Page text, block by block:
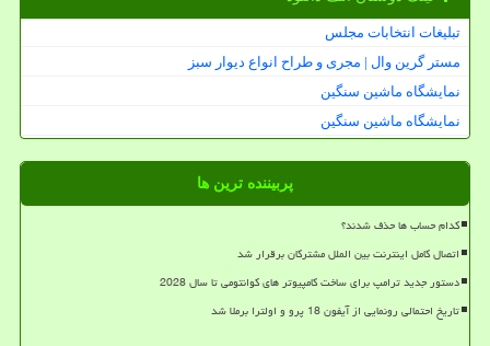
تبلیغات انتخابات مجلس
مستر گرین وال | مجری و طراح انواع دیوار سبز
نمایشگاه ماشین سنگین
نمایشگاه ماشین سنگین
پربیننده ترین ها
کدام حساب ها حذف شدند؟
اتصال کامل اینترنت بین الملل مشترکان برقرار شد
دستور جدید ترامپ برای ساخت کامپیوتر های کوانتومی تا سال 2028
تاریخ احتمالی رونمایی از آیفون 18 پرو و اولترا برملا شد